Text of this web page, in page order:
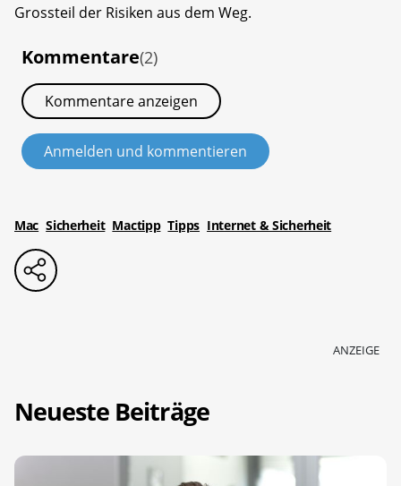
Grossteil der Risiken aus dem Weg.
Kommentare(2)
Kommentare anzeigen
Anmelden und kommentieren
Mac Sicherheit Mactipp Tipps Internet & Sicherheit
ANZEIGE
Neueste Beiträge